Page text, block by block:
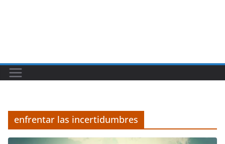
enfrentar las incertidumbres